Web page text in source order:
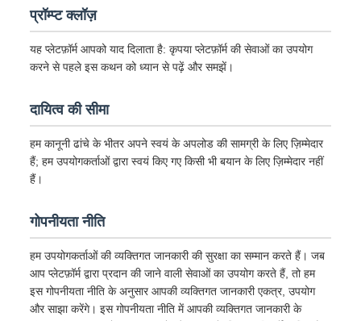
प्रॉम्प्ट क्लॉज़
यह प्लेटफ़ॉर्म आपको याद दिलाता है: कृपया प्लेटफ़ॉर्म की सेवाओं का उपयोग
करने से पहले इस कथन को ध्यान से पढ़ें और समझें।
दायित्व की सीमा
हम कानूनी ढांचे के भीतर अपने स्वयं के अपलोड की सामग्री के लिए ज़िम्मेदार
हैं; हम उपयोगकर्ताओं द्वारा स्वयं किए गए किसी भी बयान के लिए ज़िम्मेदार नहीं
हैं।
गोपनीयता नीति
हम उपयोगकर्ताओं की व्यक्तिगत जानकारी की सुरक्षा का सम्मान करते हैं। जब
आप प्लेटफ़ॉर्म द्वारा प्रदान की जाने वाली सेवाओं का उपयोग करते हैं, तो हम
इस गोपनीयता नीति के अनुसार आपकी व्यक्तिगत जानकारी एकत्र, उपयोग
और साझा करेंगे। इस गोपनीयता नीति में आपकी व्यक्तिगत जानकारी के